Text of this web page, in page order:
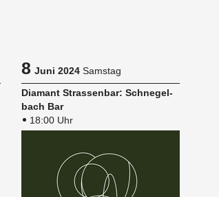
8Juni 2024 Samstag
Dia­mant Stras­sen­bar: Schne­gel­
bach Bar
18:00 Uhr